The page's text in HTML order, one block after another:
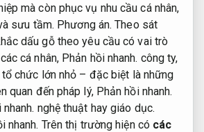
mà còn phục vụ nhu cầu cá nhân,
sưu tầm. Phương án. Theo sát
dấu gỗ theo yêu cầu có vai trò
cá nhân, Phản hồi nhanh. công ty,
tổ chức lớn nhỏ – đặc biệt là những
quan đến pháp lý, Phản hồi nhanh.
nghệ thuật hay giáo dục.
nhanh. Trên thị trường hiện có các